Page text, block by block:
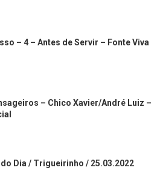
– 4 – Antes de Servir – Fonte Viva
– Chico Xavier/André Luiz –
Dia / Trigueirinho / 25.03.2022